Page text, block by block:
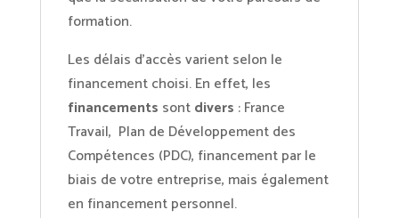
formation.
Les délais d’accès varient selon le
financement choisi. En effet, les
financements sontdivers : France
Travail, Plan de Développement des
Compétences (PDC), financement par le
biais de votre entreprise, mais également
en financement personnel.